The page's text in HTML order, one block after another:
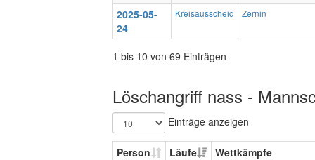
2025-05-
24
Kreisausscheid Zernin
1 bis 10 von 69 Einträgen
Löschangriff nass -
Einträge anzeigen
Person Läufe
Wettkämpfe